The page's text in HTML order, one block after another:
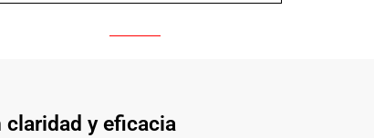
claridad y eficacia